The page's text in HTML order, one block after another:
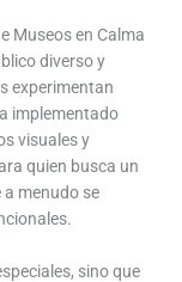
Museos en Calma
diverso y
experimentan
implementado
visuales y
quien busca un
menudo se
sino que